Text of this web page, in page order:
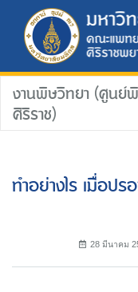
งานพิษวิทยา (ศูนย์
ศิริราช)
ทำอย่างไร เมื่อปร
28 มีนาคม